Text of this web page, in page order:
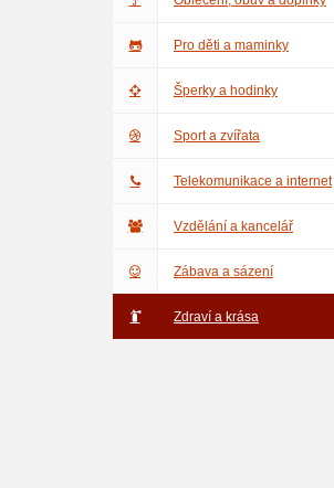
Pro děti a maminky
Šperky a hodinky
Sport a zvířata
Telekomunikace a internet
Vzdělání a kancelář
Zábava a sázení
Zdraví a krása